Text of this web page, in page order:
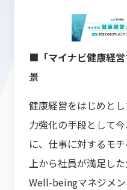
■「マイナビ健康経
景
健康経営をはじめと
力強化の手段として
に、仕事に対するモ
上から社員が満足し
Well-beingマネジメ